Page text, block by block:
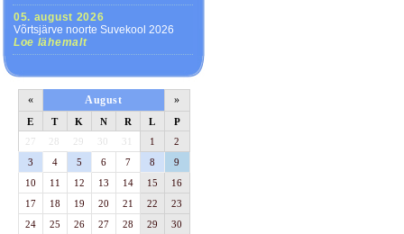
05. august 2026
Võrtsjärve noorte Suvekool 2026
Loe lähemalt
« August »
E T K N R L
P
27
28 29 30 31 1
2
3
4 5 6 7 8
9
10
11 12 13 14 15
16
17
18 19 20 21 22
23
24
25 26 27 28 29
30